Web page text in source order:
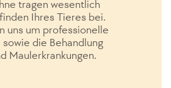
tragen wesentlich
Ihres Tieres bei.
uns um professionelle
die Behandlung
Maulerkrankungen.